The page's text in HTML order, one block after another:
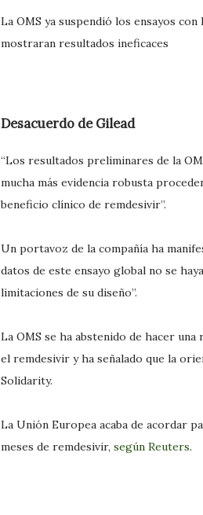
La OMS ya suspendió los ensayos
mostraran resultados ineficaces
Desacuerdo de Gilead
“Los resultados preliminares de la
mucha más evidencia robusta
beneficio clínico de remdesivir”.
Un portavoz de la compañía ha
datos de este ensayo global no se
limitaciones de su diseño”.
La OMS se ha abstenido de hacer
el remdesivir y ha señalado que la
Solidarity.
La Unión Europea acaba de acordar
meses de remdesivir, según Reuters.